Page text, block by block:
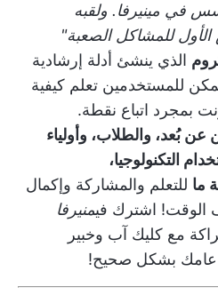
في مينيرفا. ولقبه
للمشاكل الصعبة"
الذي ينشئ أدلة إرشادية
للمستخدمين تعلم كيفية
بمجرد اتباع نقطة.
عن بُعد، والطلاب، وأولياء
التكنولوجيا،
ما للتعلم والمشاركة وإكمال
الوقت! اشترك فيمنيرفا
مع كليك آب وخبير
عامك بشكل صحيح!